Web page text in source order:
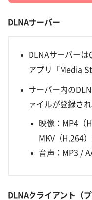
DLNAサーバー
DLNAサーバーは
アプリ「Media
サーバー内の
ァイルが登録さ
映像：MP4（
MKV（H.264
音声：MP3 /
DLNAクライアント（プ